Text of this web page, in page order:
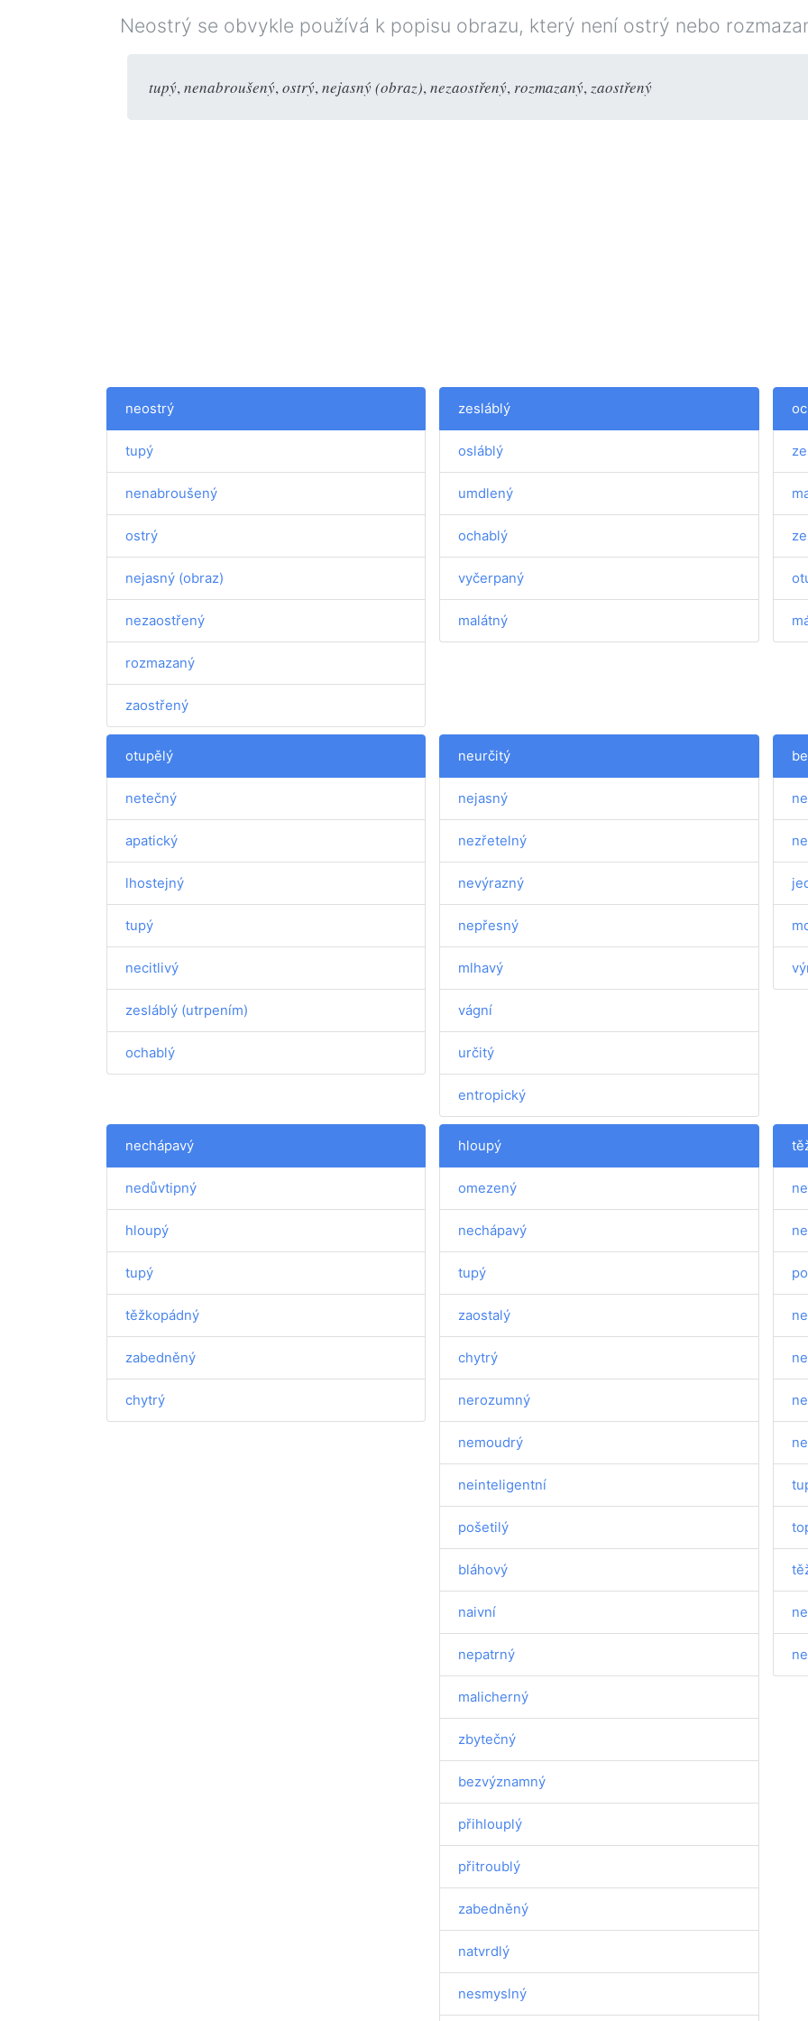
Neostrý se obvykle používá k popisu obrazu, který není ostrý nebo
tupý, nenabroušený, ostrý, nejasný (obraz), nezaostřený, rozmazaný, zaostřený
neostrý
tupý
nenabroušený
ostrý
nejasný (obraz)
nezaostřený
rozmazaný
zaostřený
zesláblý
osláblý
umdlený
ochablý
vyčerpaný
malátný
otupělý
netečný
apatický
lhostejný
tupý
necitlivý
zesláblý (utrpením)
ochablý
neurčitý
nejasný
nezřetelný
nevýrazný
nepřesný
mlhavý
vágní
určitý
entropický
nechápavý
nedůvtipný
hloupý
tupý
těžkopádný
zabedněný
chytrý
hloupý
omezený
nechápavý
tupý
zaostalý
chytrý
nerozumný
nemoudrý
neinteligentní
pošetilý
bláhový
naivní
nepatrný
malicherný
zbytečný
bezvýznamný
přihlouplý
přitroublý
zabedněný
natvrdlý
nesmyslný